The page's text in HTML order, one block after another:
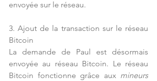
envoyée sur le réseau.
3. Ajout de la transaction sur le réseau
Bitcoin
La demande de Paul est désormais
envoyée au réseau Bitcoin. Le réseau
Bitcoin fonctionne grâce aux mineurs